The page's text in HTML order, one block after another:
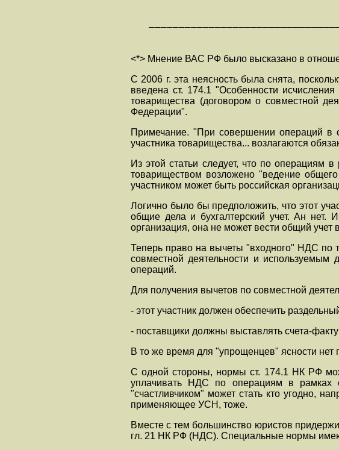
<*> Мнение ВАС РФ было высказано в
С 2006 г. эта неясность была снята,
введена ст. 174.1 "Особенности
товарищества (договором о совместной
Федерации".
Примечание. "При совершении операций в
участника товарищества... возлагаются
Из этой статьи следует, что по операциям
товариществом возложено "ведение
участником может быть российская
Логично было бы предположить, что этот
общие дела и бухгалтерский учет. Ан нет.
организация, она не может вести общий
Теперь право на вычеты "входного" НДС по
совместной деятельности и
операций.
Для получения вычетов по совместной
- этот участник должен обеспечить
- поставщики должны выставлять счета-
В то же время для "упрощенцев" ясности нет
С одной стороны, нормы ст. 174.1 НК РФ
уплачивать НДС по операциям в рамках
"счастливчиком" может стать кто угодно,
применяющее УСН, тоже.
Вместе с тем большинство юристов
гл. 21 НК РФ (НДС). Специальные нормы